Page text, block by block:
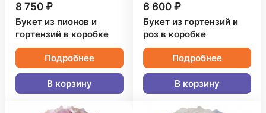
8 750 ₽
Букет из пионов и
гортензий в коробке
Подробнее
В корзину
6 600 ₽
Букет из гортензий и
роз в коробке
Подробнее
В корзину